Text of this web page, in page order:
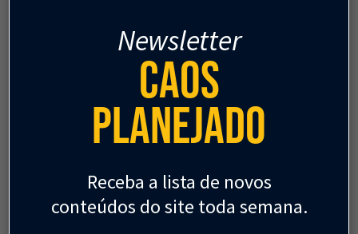
escala humana
Lições de uma cidade em movimento.
Newsletter
Caos
Planejado
Receba a lista de novos
conteúdos do site toda semana.